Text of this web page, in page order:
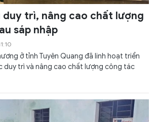
duy trì, nâng cao chất lượng
sáp nhập
ở tỉnh Tuyên Quang đã linh hoạt triển
duy trì và nâng cao chất lượng công tác